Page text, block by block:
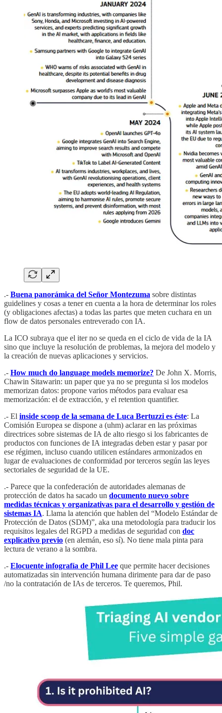
.- Buena panorámica del Señor Montezuma sobre distintas
guidelines y cosas a tener en cuenta a la hora de determinar los roles
(y obligaciones afectas) a todas las partes que meten cuchara en un
flow de datos personales entreverado con IA.
La ICO subraya que el iter no se queda en el ciclo de vida de la IA
sino que incluye la resolución de problemas, la mejora del modelo y
la creación de nuevas aplicaciones y servicios.
.- How much do language models memorize? De John X. Morris,
Chawin Sitawarin: un paper que ya no se pregunta si los modelos
memorizan datos: propone varios métodos para evaluar esa
memorización: el de extracción, y el retention quantifier.
.- El inside scoop de la semana de Luca Bertuzzi es éste: La
Comisión Europea se dispone a (uhm) aclarar en las próximas
directrices sobre sistemas de IA de alto riesgo si los fabricantes de
productos con funciones de IA integradas deben estar y pasar por
ese régimen, incluso cuando utilicen estándares armonizados en
lugar de evaluaciones de conformidad por terceros según las leyes
sectoriales de seguridad de la UE.
.- Parece que la confederación de autoridades alemanas de
protección de datos ha sacado un documento nuevo sobre
medidas técnicas y organizativas para el desarrollo y gestión de
sistemas IA. Llama la atención que hablen del “Modelo Estándar de
Protección de Datos (SDM)”, aka una metodología para traducir los
requisitos legales del RGPD a medidas de seguridad con doc
explicativo previo (en alemán, eso sí). No tiene mala pinta para
lectura de verano a la sombra.
.- Elocuente infografía de Phil Lee que permite hacer decisiones
automatizadas sin intervención humana dirimente para dar de paso
/no la contratación de IAs de terceros. Te queremos, Phil.